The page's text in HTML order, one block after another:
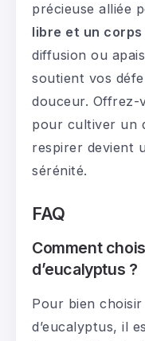
précieuse alliée
libre et un
diffusion ou
soutient vos
douceur. Offrez-
pour cultiver un
respirer devient
sérénité.
FAQ
Comment
d’eucalyptus ?
Pour bien
d’eucalyptus, il